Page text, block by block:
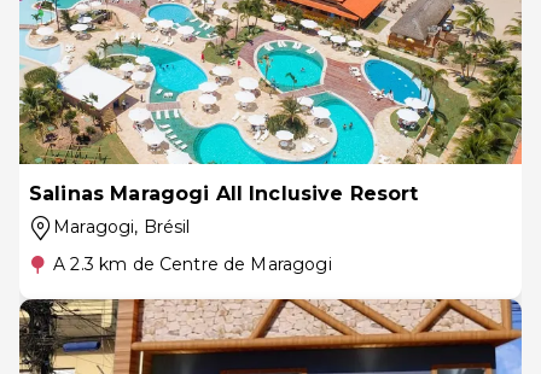
Salinas Maragogi All Inclusive Resort
Maragogi, Brésil
A 2.3 km de Centre de Maragogi